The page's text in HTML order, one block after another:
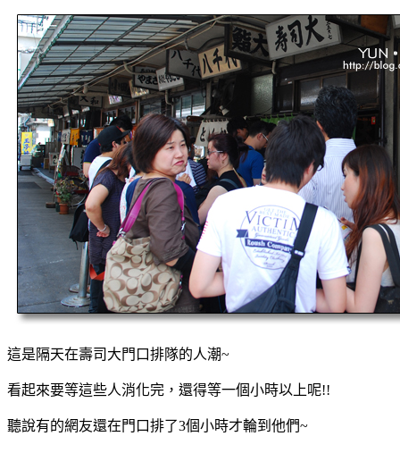
這是隔天在壽司大門口排隊的人潮~
看起來要等這些人消化完，還得等一個小時以上呢!!
聽說有的網友還在門口排了3個小時才輪到他們~